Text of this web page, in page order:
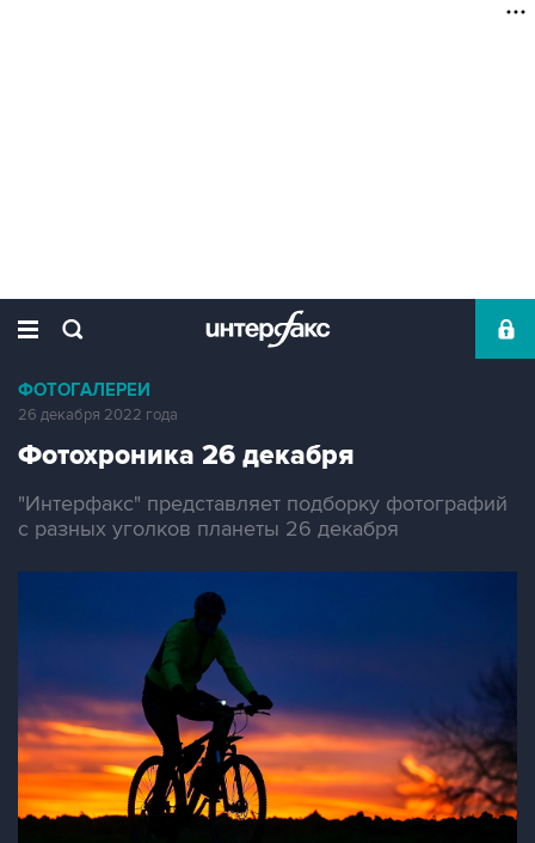
ФОТОГАЛЕРЕИ
26 декабря 2022 года
Фотохроника 26 декабря
"Интерфакс" представляет подборку фотографий
с разных уголков планеты 26 декабря